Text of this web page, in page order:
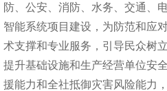
防、公安、消防、水务、交通、
智能系统项目建设，为防范和应
术支撑和专业服务，引导民众树
提升基础设施和生产经营单位安
援能力和全社抵御灾害风险能力